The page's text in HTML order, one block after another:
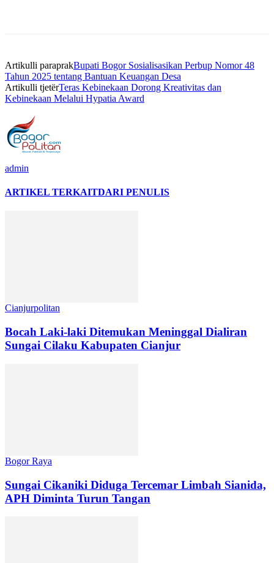
Artikulli paraprakBupati Bogor Sosialisasikan Perbup Nomor 48
Tahun 2025 tentang Bantuan Keuangan Desa
Artikulli tjetërTeras Kebinekaan Dorong Kreativitas dan
Kebinekaan Melalui Hypatia Award
admin
ARTIKEL TERKAITDARI PENULIS
Cianjurpolitan
Bocah Laki-laki Ditemukan Meninggal Dialiran
Sungai Cilaku Kabupaten Cianjur
Bogor Raya
Sungai Cikaniki Diduga Tercemar Limbah Sianida,
APH Diminta Turun Tangan